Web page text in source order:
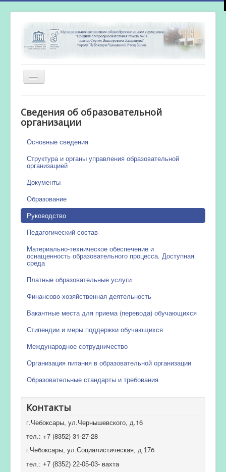
Включить/
выключить
Новости
Сведения об образовательной
организации
Основные сведения
Структура и органы управления образовательной
организацией
Документы
Образование
Руководство
Педагогический состав
Материально-техническое обеспечение и
оснащенность образовательного процесса. Доступная
среда
Платные образовательные услуги
Финансово-хозяйственная деятельность
Вакантные места для приема (перевода) обучающихся
Стипендии и меры поддержки обучающихся
Международное сотрудничество
Организация питания в образовательной организации
Образовательные стандарты и требования
Контакты
г.Чебоксары, ул.Чернышевского, д.16
тел.: +7 (8352) 31-27-28
г.Чебоксары, ул.Социалистическая, д.17б
тел.: +7 (8352) 22-05-03- вахта